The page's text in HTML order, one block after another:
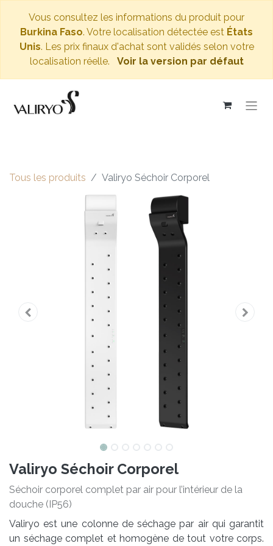
Vous consultez les informations du produit pour
Burkina Faso. Votre localisation détectée est États
Unis. Les prix finaux d'achat sont validés selon votre
localisation réelle.
Voir la version par défaut
Tous les produits Valiryo Séchoir Corporel
Valiryo Séchoir Corporel
Séchoir corporel complet par air pour l’intérieur de la
douche (IP56)
Valiryo est une colonne de séchage par air qui garantit
un séchage complet et homogène de tout votre corps.